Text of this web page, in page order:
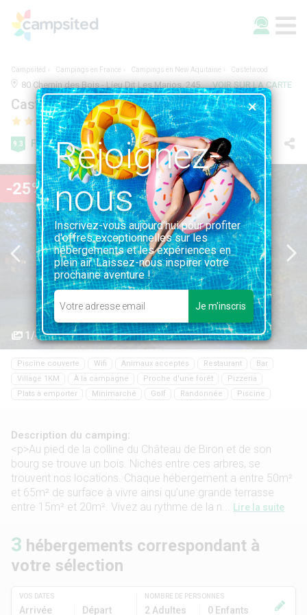
Campsited Campings en France Campings en New Aquitaine Castelwood
80 Chemin des Bois - Lieu Dit Les Marios, 24540, Biron, France | 1.0KM DE BIRON VOIR SUR LA CARTE
Castelwood
9.3 Fabuleuse 71 avis
-25%
1/43
Piscine couverte Wifi Animaux acceptés Restaurant
Bar
Village 1KM
À la campagne Proche d'une forêt
Pizzeria
Plats à emporter
Minimarché Golf Randonnée Piscine
Description du camping:
<p>Au pied de la colline du Château de Biron et de son
bourg se trouve un bois. Nichés entre ces arbres, se
trouvent nos locations. Chaque hébergement a entre 50m²
et 65m² de surface à vivre ainsi qu’une grande terrasse
entre 15m² et 20m². Vivez au rythme de la n...
Lire la suite
VOS DATES
Arrivée Départ
NOMBRE DE PERSONNES
2 Adultes 0 Enfants
3 hébergements correspondant à
votre sélection
Rejoignez-
nous
Inscrivez-vous aujourd'hui pour profiter
d'offres exceptionnelles sur les
hébergements et les expériences en
plein air. Laissez-nous inspirer votre
prochaine aventure !
Je m'inscris